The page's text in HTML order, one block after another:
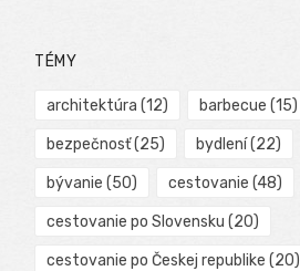
TÉMY
architektúra (12) barbecue (15)
bezpečnosť(25) bydlení(22)
bývanie (50) cestovanie (48)
cestovanie po Slovensku (20)
cestovanie po Českej republike (20)